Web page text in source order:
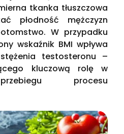
tkanka tłuszczowa
płodność mężczyzn
W przypadku
wskaźnik BMI wpływa
testosteronu –
kluczową rolę w
procesu